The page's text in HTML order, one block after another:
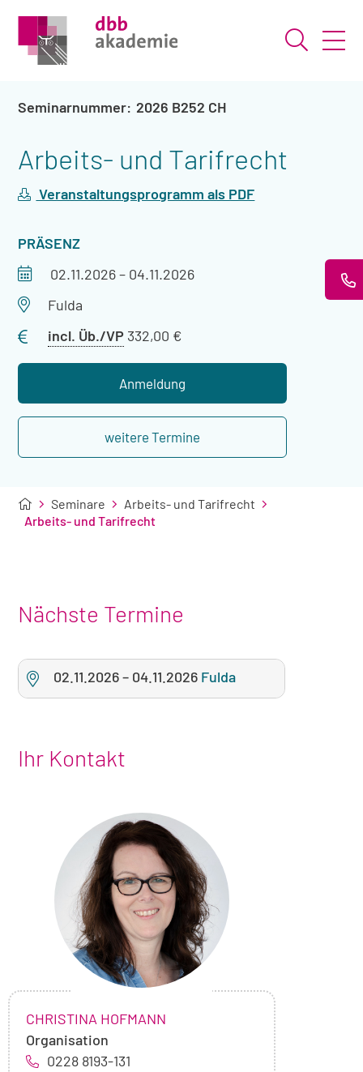
Suche
2026 B252 CH
Arbeits- und Tarifrecht
Veranstaltungsprogramm als PDF
VERANSTALTUNGSART
PRÄSENZ
Veranstaltungszeitraum
02.11.2026– 04.11.2026
Veranstaltungsort
Fulda
incl. Üb./VP Preis
Übernachtung
332,00 €
Anmeldung
weitere Termine
Seminare
Arbeits- und Tarifrecht
Arbeits- und Tarifrecht
Nächste Termine
02.11.2026– 04.11.2026 Fulda
Ihr Kontakt
Foto
von
Christina
Hofmann
NAME:
CHRISTINA HOFMANN
Organisation
0228 8193-131